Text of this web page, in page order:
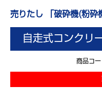
売りたし 「破砕機(粉砕
自走式コンクリ
商品コ